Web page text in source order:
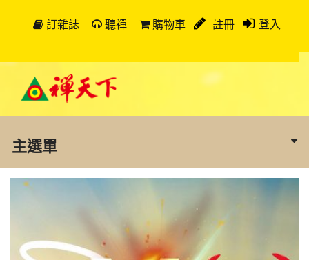
訂雜誌 聽禪 購物車 註冊 登入
主選單